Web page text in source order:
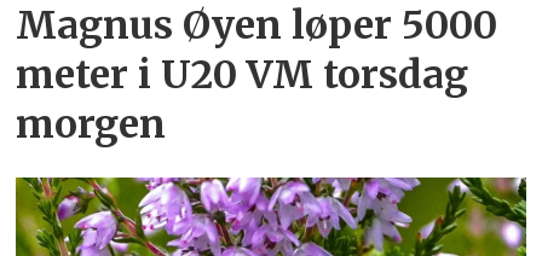
Magnus Øyen løper 5000
meter i U20 VM torsdag
morgen